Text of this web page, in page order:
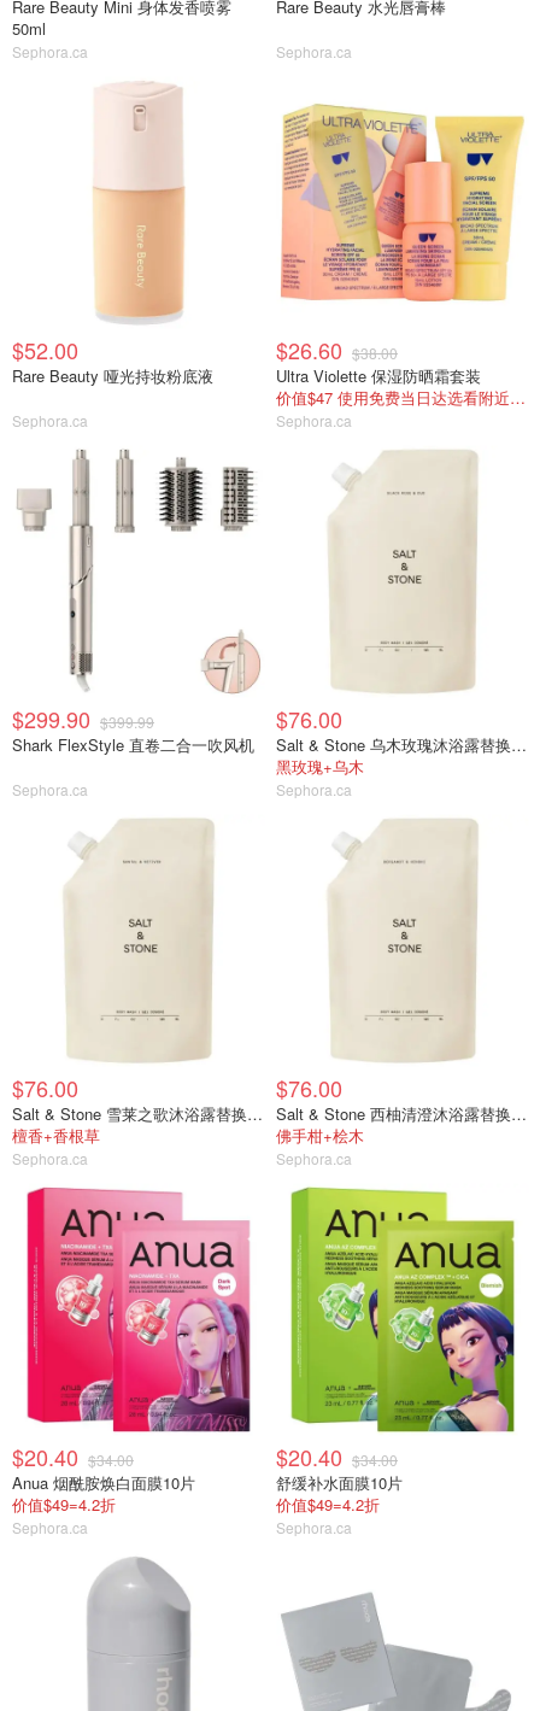
Rare Beauty Mini 身体发香喷雾
50ml
Sephora.ca
Rare Beauty 水光唇膏棒
Sephora.ca
$52.00
Rare Beauty 哑光持妆粉底液
Sephora.ca
$26.60 $38.00
Ultra Violette 保湿防晒霜套装
价值$47 使用免费当日达选看附近库存
Sephora.ca
$299.90 $399.99
Shark FlexStyle 直卷二合一吹风机
Sephora.ca
$76.00
Salt & Stone 乌木玫瑰沐浴露替换装956ml
黑玫瑰+乌木
Sephora.ca
$76.00
Salt & Stone 雪莱之歌沐浴露替换装956ml
檀香+香根草
Sephora.ca
$76.00
Salt & Stone 西柚清澄沐浴露替换装956ml
佛手柑+桧木
Sephora.ca
$20.40 $34.00
Anua 烟酰胺焕白面膜10片
价值$49=4.2折
Sephora.ca
$20.40 $34.00
舒缓补水面膜10片
价值$49=4.2折
Sephora.ca